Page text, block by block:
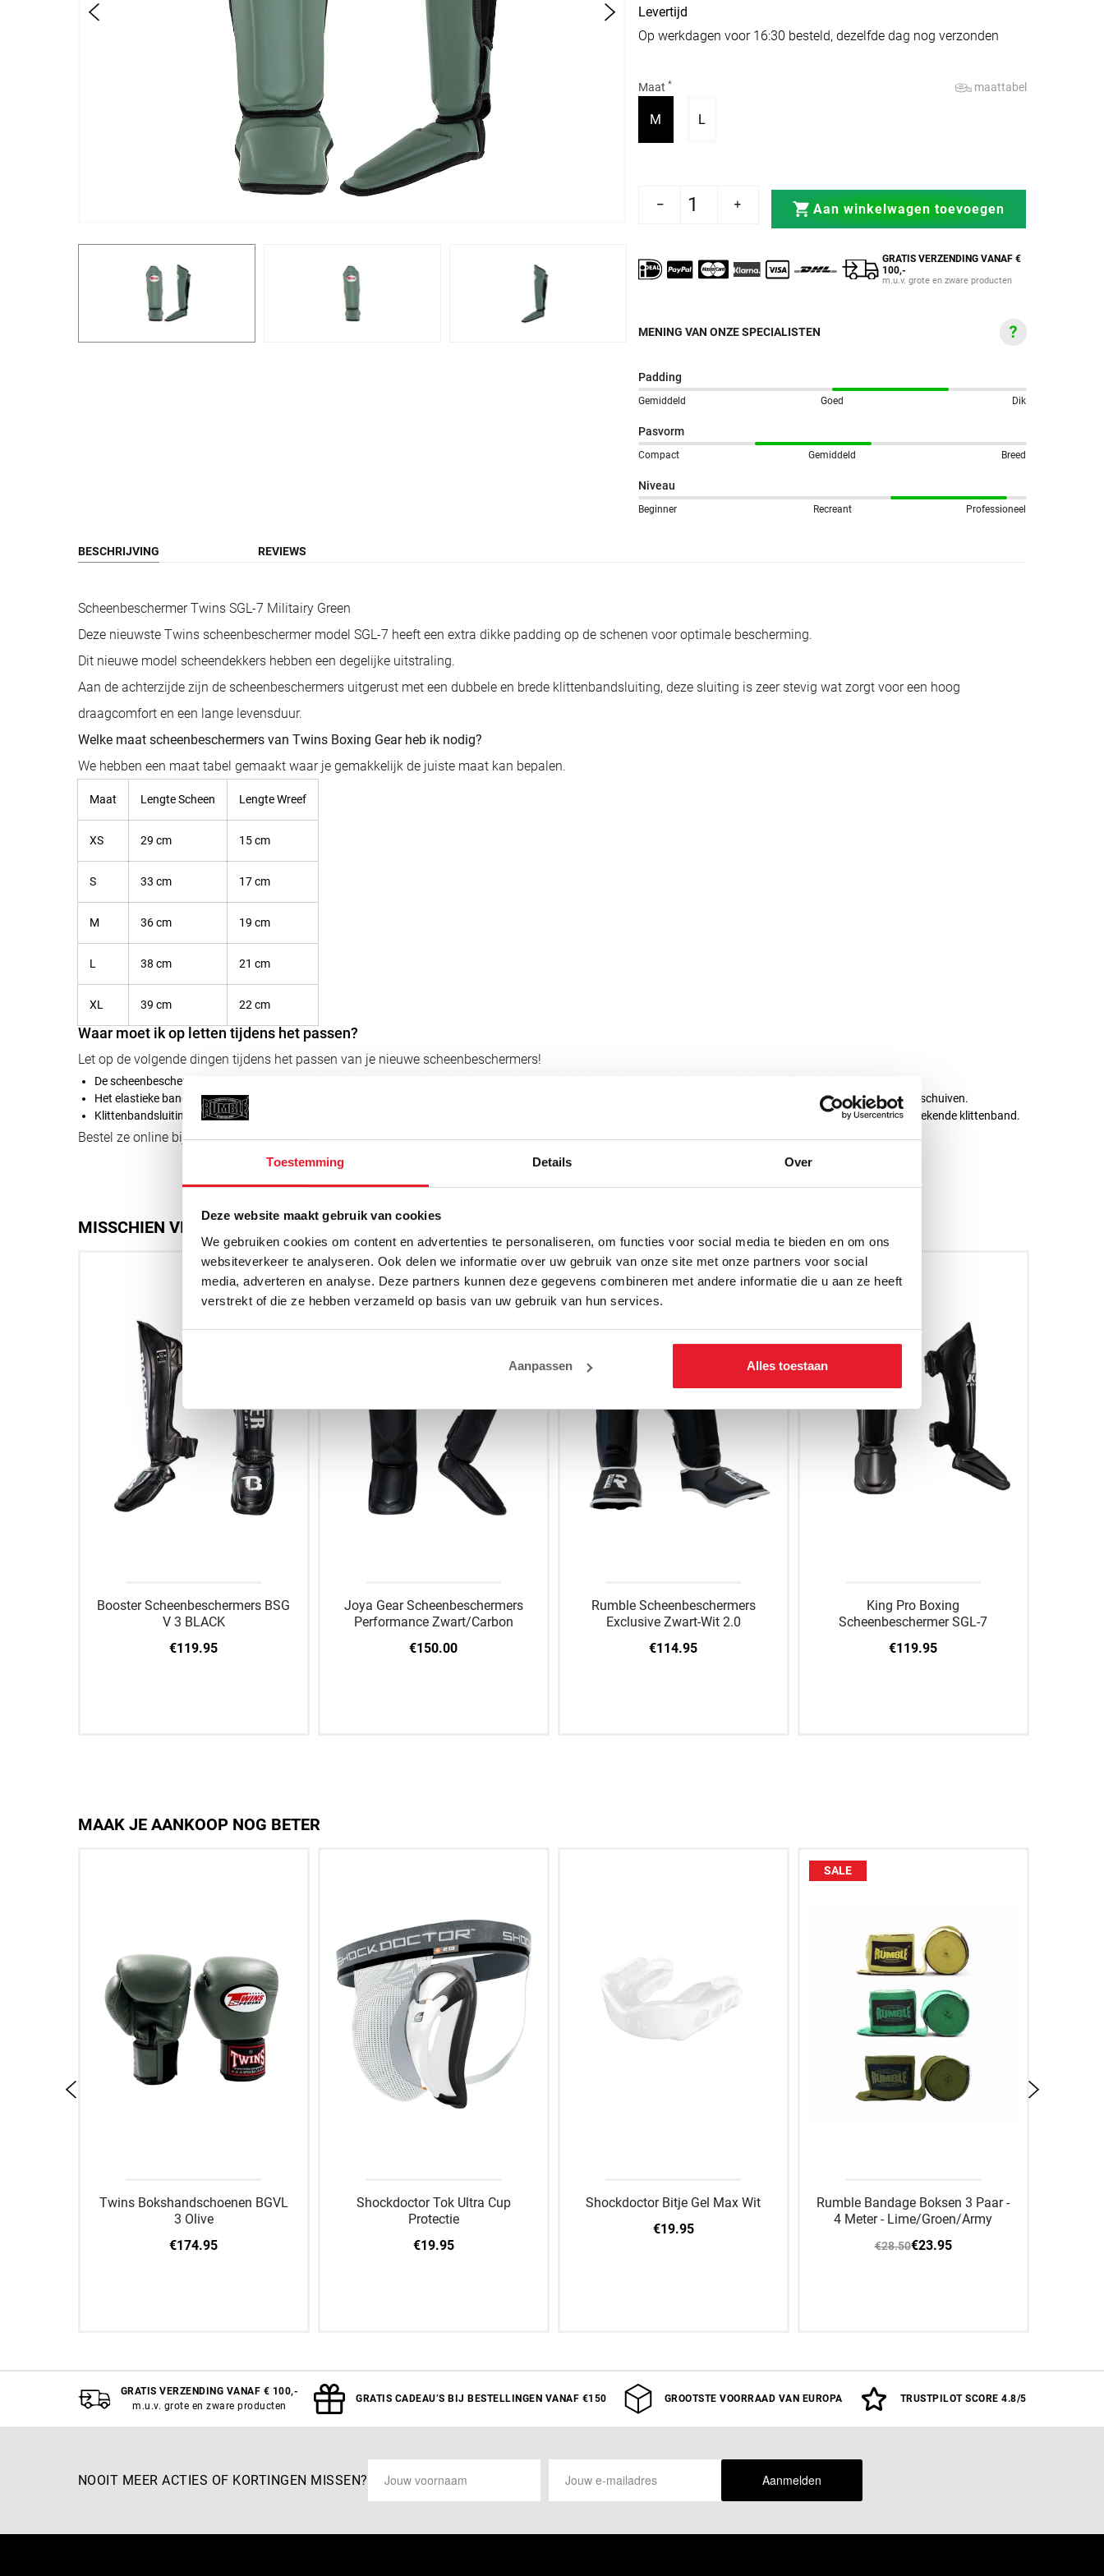
Toestemming Details Over
Deze website maakt gebruik van cookies
We gebruiken cookies om content en advertenties te personaliseren, om functies voor social media te bieden en om ons
websiteverkeer te analyseren. Ook delen we informatie over uw gebruik van onze site met onze partners voor social
media, adverteren en analyse. Deze partners kunnen deze gegevens combineren met andere informatie die u aan ze heeft
verstrekt of die ze hebben verzameld op basis van uw gebruik van hun services.
Aanpassen Alles toestaan
Levertijd
Op werkdagen voor 16:30 besteld, dezelfde dag nog verzonden
Maat * maattabel
M Variant uitverkocht of niet beschikbaar
L
Aantal verlagen voor Twins Scheenbeschermer SGL 7 Olive
Aantal verhogen voor Twins Scheenbeschermer SGL 7 Olive
Aan winkelwagen toevoegen
GRATIS VERZENDING VANAF €
100,-
m.u.v. grote en zware producten
MENING VAN ONZE SPECIALISTEN
Padding
Gemiddeld Goed Dik
Pasvorm
Compact Gemiddeld Breed
Niveau
Beginner Recreant Professioneel
BESCHRIJVING REVIEWS
Scheenbeschermer Twins SGL-7 Militairy Green
Deze nieuwste Twins scheenbeschermer model SGL-7 heeft een extra dikke padding op de schenen voor optimale bescherming.
Dit nieuwe model scheendekkers hebben een degelijke uitstraling.
Aan de achterzijde zijn de scheenbeschermers uitgerust met een dubbele en brede klittenbandsluiting, deze sluiting is zeer stevig wat zorgt voor een hoog
draagcomfort en een lange levensduur.
Welke maat scheenbeschermers van Twins Boxing Gear heb ik nodig?
We hebben een maat tabel gemaakt waar je gemakkelijk de juiste maat kan bepalen.
Maat Lengte Scheen Lengte Wreef
XS 29 cm 15 cm
S 33 cm 17 cm
M 36 cm 19 cm
L 38 cm 21 cm
XL 39 cm 22 cm
Waar moet ik op letten tijdens het passen?
Let op de volgende dingen tijdens het passen van je nieuwe scheenbeschermers!
De scheenbeschermer hoort net onder de knie te eindigen. Een scheenbeschermer die tegen de knie aan komt, gaat irriteren en zit niet comfortabel.
Het elastieke band onder de voet hoort in het begin strak te zitten, deze rekt uit op het moment dat je gaat trainen en zorgt ervoor dat de wreefbeschermer niet gaat schuiven.
Klittenbandsluiting aan de achterkant horen met het uitstekende stuk naar buiten te wijzen, op deze manier heb je tijdens je training geen last van het eventueel uitstekende klittenband.
Bestel ze online bijwww.rumblestore.nlof kom langs in onze showroom in Houten.
MISSCHIEN VIND JE DIT OOK LEUK
Booster Scheenbeschermers BSG
V 3 BLACK
€119.95
Joya Gear Scheenbeschermers
Performance Zwart/Carbon
€150.00
Rumble Scheenbeschermers
Exclusive Zwart-Wit 2.0
€114.95
King Pro Boxing
Scheenbeschermer SGL-7
€119.95
MAAK JE AANKOOP NOG BETER
Twins Bokshandschoenen BGVL
3 Olive
€174.95
Shockdoctor Tok Ultra Cup
Protectie
€19.95
S
Shockdoctor Bitje Gel Max Wit
€19.95
SALE
Rumble Bandage Boksen 3 Paar -
4 Meter - Lime/Groen/Army
€28.50€23.95
GRATIS VERZENDING VANAF € 100,-
m.u.v. grote en zware producten
GRATIS CADEAU’S BIJ BESTELLINGEN VANAF €150 GROOTSTE VOORRAAD VAN EUROPA TRUSTPILOT SCORE 4.8/5
NOOIT MEER ACTIES OF KORTINGEN MISSEN? Aanmelden